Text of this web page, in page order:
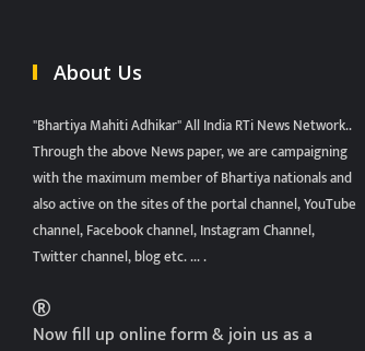
About Us
"Bhartiya Mahiti Adhikar" All India RTi News Network..
Through the above News paper, we are campaigning
with the maximum member of Bhartiya nationals and
also active on the sites of the portal channel, YouTube
channel, Facebook channel, Instagram Channel,
Twitter channel, blog etc. ... .
Now fill up online form & join us as a